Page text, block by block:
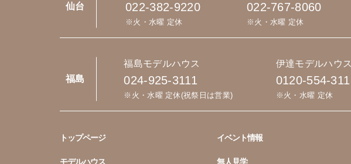
仙台 022-382-9220
※火・水曜 定休
022-767-8060
※火・水曜 定休
福島
福島モデルハウス
024-925-3111
※火・水曜 定休(祝祭日は営業)
伊達モデルハウス
0120-554-311
※火・水曜 定休
トップページ
モデルハウス
イベント情報
無人見学